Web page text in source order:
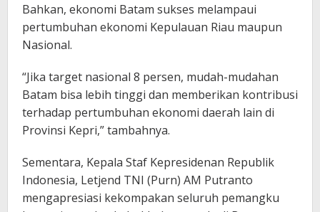
Bahkan, ekonomi Batam sukses melampaui
pertumbuhan ekonomi Kepulauan Riau maupun
Nasional.
“Jika target nasional 8 persen, mudah-mudahan
Batam bisa lebih tinggi dan memberikan kontribusi
terhadap pertumbuhan ekonomi daerah lain di
Provinsi Kepri,” tambahnya.
Sementara, Kepala Staf Kepresidenan Republik
Indonesia, Letjend TNI (Purn) AM Putranto
mengapresiasi kekompakan seluruh pemangku